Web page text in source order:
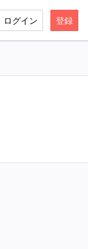
ログイン 登録